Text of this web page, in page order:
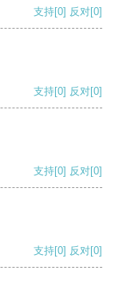
支持[0] 反对[0]
支持[0] 反对[0]
支持[0] 反对[0]
支持[0] 反对[0]